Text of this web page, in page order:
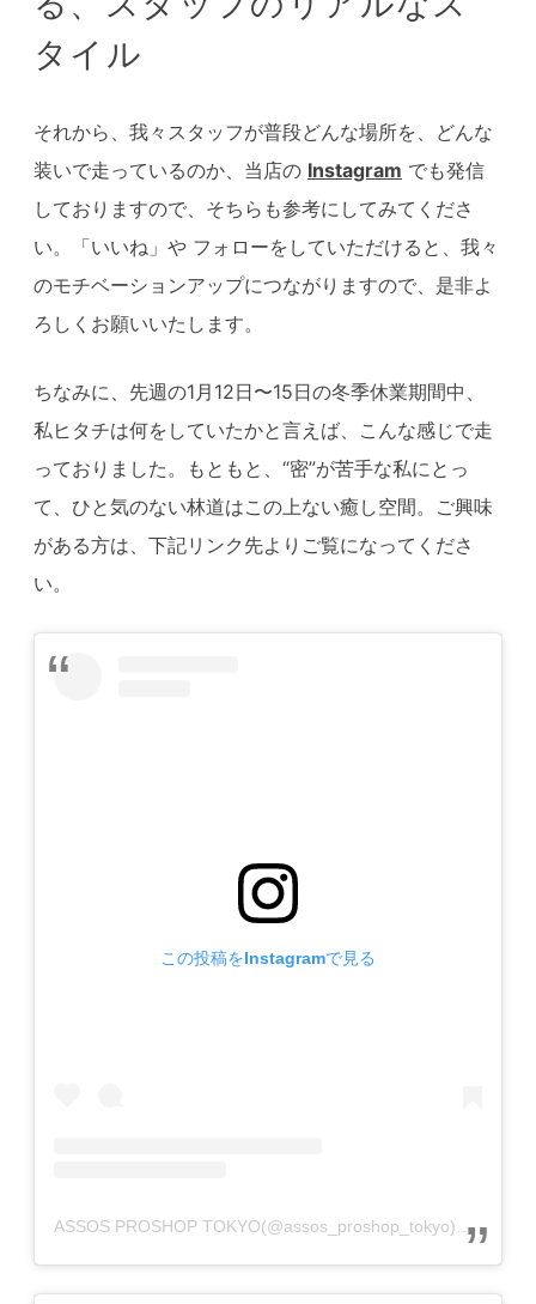
タイル
それから、我々スタッフが普段どんな場所を、どんな
装いで走っているのか、当店の Instagram でも発信
しておりますので、そちらも参考にしてみてくださ
い。「いいね」や フォローをしていただけると、我々
のモチベーションアップにつながりますので、是非よ
ろしくお願いいたします。
ちなみに、先週の1月12日〜15日の冬季休業期間中、
私ヒタチは何をしていたかと言えば、こんな感じで走
っておりました。もともと、“密”が苦手な私にとっ
て、ひと気のない林道はこの上ない癒し空間。ご興味
がある方は、下記リンク先よりご覧になってくださ
い。
この投稿をInstagramで見る
ASSOS PROSHOP TOKYO(@assos_proshop_tokyo)がシェアした投稿